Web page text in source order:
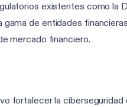
existentes como la
gama de entidades
mercado financiero.
fortalecer la ciberseguridad